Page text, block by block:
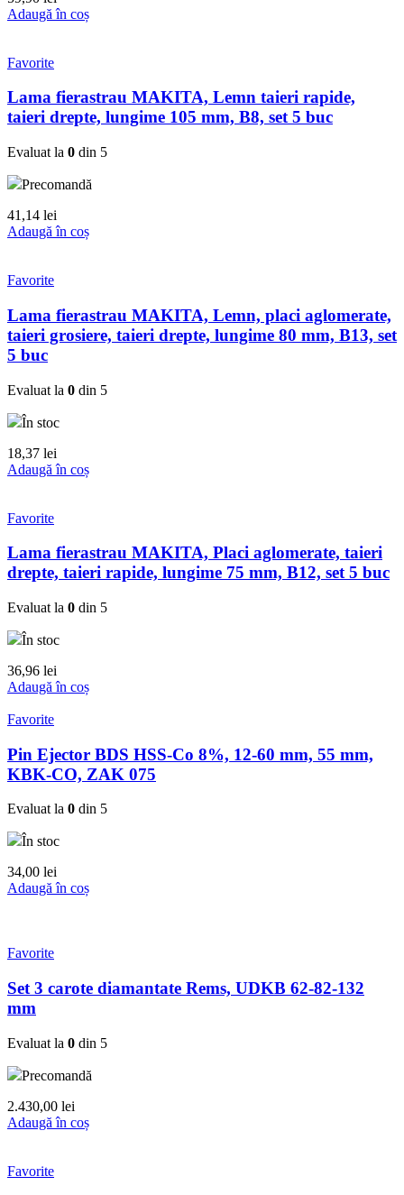
Adaugă în coș
Favorite
Lama fierastrau MAKITA, Lemn taieri rapide,
taieri drepte, lungime 105 mm, B8, set 5 buc
Evaluat la 0 din 5
Precomandă
41,14 lei
Adaugă în coș
Favorite
Lama fierastrau MAKITA, Lemn, placi aglomerate,
taieri grosiere, taieri drepte, lungime 80 mm, B13, set
5 buc
Evaluat la 0 din 5
În stoc
18,37 lei
Adaugă în coș
Favorite
Lama fierastrau MAKITA, Placi aglomerate, taieri
drepte, taieri rapide, lungime 75 mm, B12, set 5 buc
Evaluat la 0 din 5
În stoc
36,96 lei
Adaugă în coș
Favorite
Pin Ejector BDS HSS-Co 8%, 12-60 mm, 55 mm,
KBK-CO, ZAK 075
Evaluat la 0 din 5
În stoc
34,00 lei
Adaugă în coș
Favorite
Set 3 carote diamantate Rems, UDKB 62-82-132
mm
Evaluat la 0 din 5
Precomandă
2.430,00 lei
Adaugă în coș
Favorite